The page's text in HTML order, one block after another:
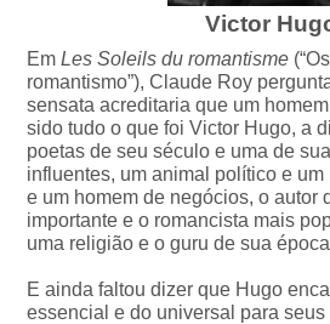
Victor
Em Les Soleils du romantisme
romantismo”), Claude Roy
sensata acreditaria que um
sido tudo o que foi Victor Hugo, a
poetas de seu século e uma de
influentes, um animal político e
e um homem de negócios, o autor
importante e o romancista mais
uma religião e o guru de sua
E ainda faltou dizer que Hugo
essencial e do universal para